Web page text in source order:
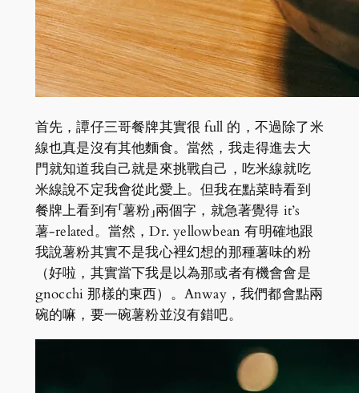
首先，譚仔三哥餐牌其實很 full 的，不過除了米
線也真是沒有其他麵食。當然，我走得進去大
門就知道我自己就是來挑戰自己，吃米線就吃
米線說不定我會從此愛上。但我在點菜時看到
餐牌上看到有「薯粉」兩個字，就急著覺得 it’s
薯-related。當然，Dr. yellowbean 有明確地跟
我說薯粉其實不是我心裡幻想的那種薯味的粉
（好啦，其實當下我是以為那或者有機會會是
gnocchi 那樣的東西）。Anway，我們都會點兩
碗的嘛，要一碗薯粉並沒有錯吧。